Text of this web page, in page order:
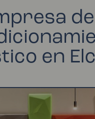
de
en